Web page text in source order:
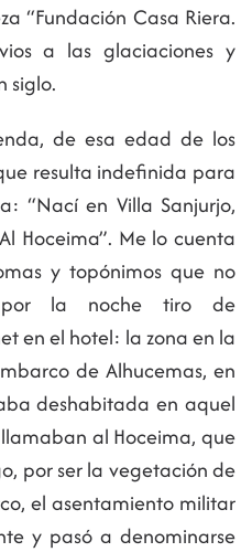
“Fundación Casa Riera.
a las glaciaciones y
siglo.
de esa edad de los
resulta indefinida para
“Nací en Villa Sanjurjo,
Hoceima”. Me lo cuenta
y topónimos que no
por la noche tiro de
en el hotel: la zona en la
de Alhucemas, en
deshabitada en aquel
al Hoceima, que
por ser la vegetación de
el asentamiento militar
y pasó a denominarse